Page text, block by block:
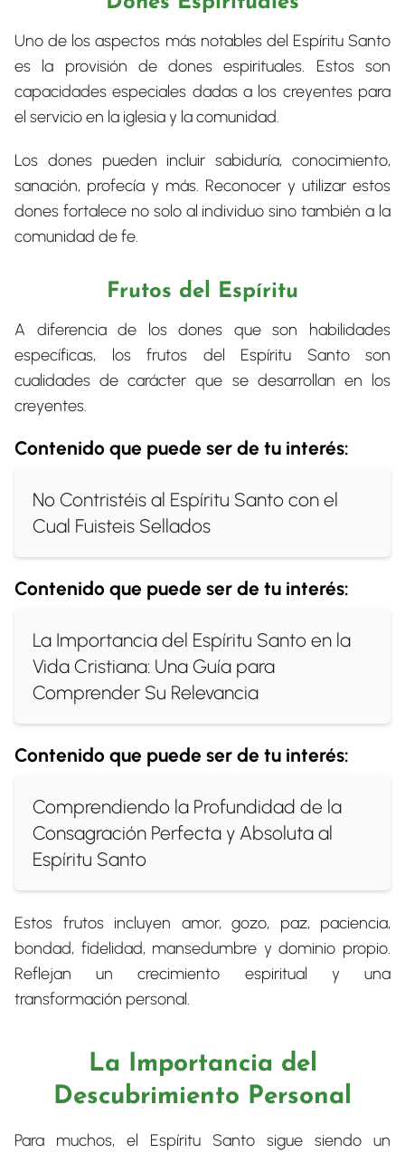
Uno de los aspectos más notables del Espíritu Santo
es la provisión de dones espirituales. Estos son
capacidades especiales dadas a los creyentes para
el servicio en la iglesia y la comunidad.
Los dones pueden incluir sabiduría, conocimiento,
sanación, profecía y más. Reconocer y utilizar estos
dones fortalece no solo al individuo sino también a la
comunidad de fe.
Frutos del Espíritu
A diferencia de los dones que son habilidades
específicas, los frutos del Espíritu Santo son
cualidades de carácter que se desarrollan en los
creyentes.
Contenido que puede ser de tu interés:
No Contristéis al Espíritu Santo con el
Cual Fuisteis Sellados
Contenido que puede ser de tu interés:
La Importancia del Espíritu Santo en la
Vida Cristiana: Una Guía para
Comprender Su Relevancia
Contenido que puede ser de tu interés:
Comprendiendo la Profundidad de la
Consagración Perfecta y Absoluta al
Espíritu Santo
Estos frutos incluyen amor, gozo, paz, paciencia,
bondad, fidelidad, mansedumbre y dominio propio.
Reflejan un crecimiento espiritual y una
transformación personal.
La Importancia del
Descubrimiento Personal
Para muchos, el Espíritu Santo sigue siendo un